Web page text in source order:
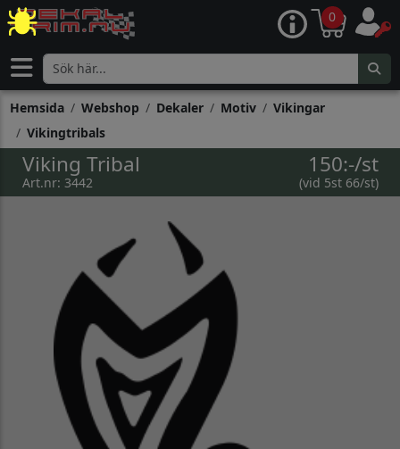
0
Hemsida Webshop Dekaler Motiv
Vikingar
Vikingtribals
Viking Tribal
Art.nr: 3442
150:-/st
(vid 5st 66/st)